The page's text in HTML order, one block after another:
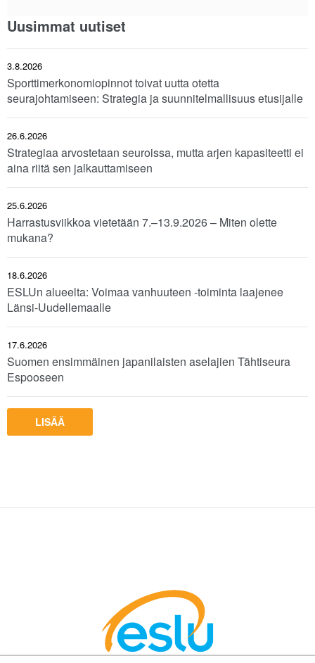
Uusimmat uutiset
3.8.2026
Sporttimerkonomiopinnot toivat uutta otetta
seurajohtamiseen: Strategia ja suunnitelmallisuus etusijalle
26.6.2026
Strategiaa arvostetaan seuroissa, mutta arjen kapasiteetti ei
aina riitä sen jalkauttamiseen
25.6.2026
Harrastusviikkoa vietetään 7.–13.9.2026 – Miten olette
mukana?
18.6.2026
ESLUn alueelta: Voimaa vanhuuteen -toiminta laajenee
Länsi-Uudellemaalle
17.6.2026
Suomen ensimmäinen japanilaisten aselajien Tähtiseura
Espooseen
LISÄÄ